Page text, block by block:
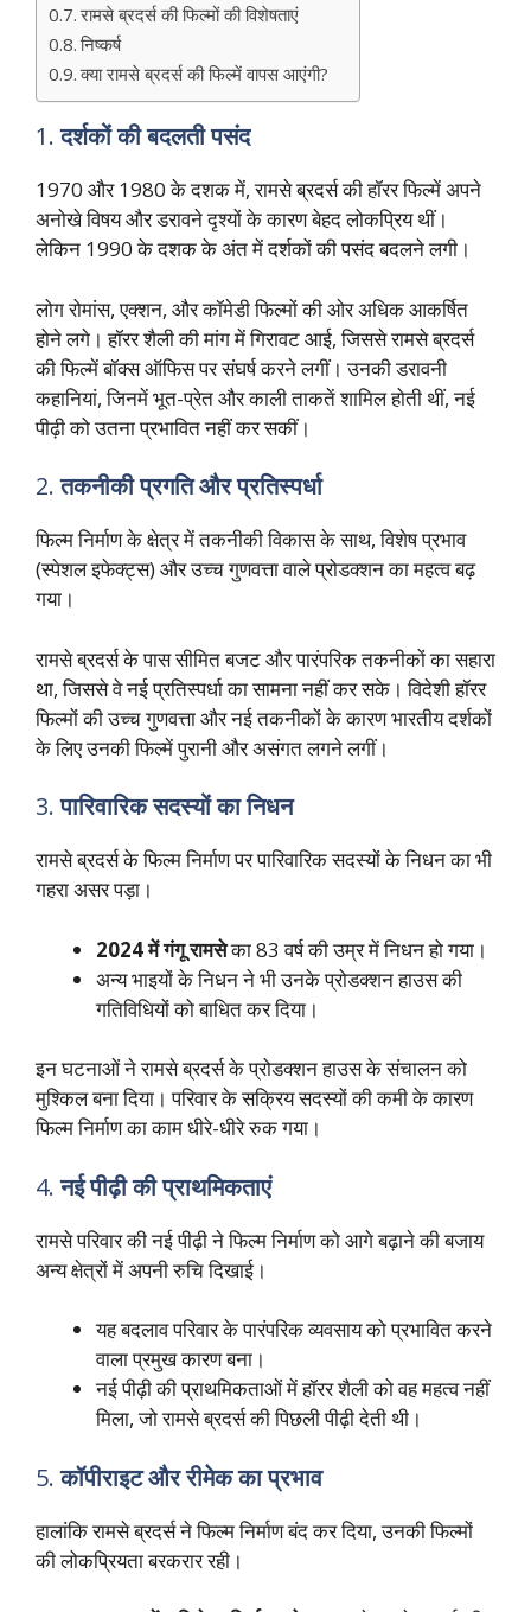
रामसे ब्रदर्स की फिल्मों की विशेषताएं
निष्कर्ष
क्या रामसे ब्रदर्स की फिल्में वापस आएंगी?
1.दर्शकों की बदलती पसंद
1970 और 1980 के दशक में, रामसे ब्रदर्स की हॉरर फिल्में अपने
अनोखे विषय और डरावने दृश्यों के कारण बेहद लोकप्रिय थीं।
लेकिन 1990 के दशक के अंत में दर्शकों की पसंद बदलने लगी।
लोग रोमांस, एक्शन, और कॉमेडी फिल्मों की ओर अधिक आकर्षित
होने लगे। हॉरर शैली की मांग में गिरावट आई, जिससे रामसे ब्रदर्स
की फिल्में बॉक्स ऑफिस पर संघर्ष करने लगीं। उनकी डरावनी
कहानियां, जिनमें भूत-प्रेत और काली ताकतें शामिल होती थीं, नई
पीढ़ी को उतना प्रभावित नहीं कर सकीं।
2.तकनीकी प्रगति और प्रतिस्पर्धा
फिल्म निर्माण के क्षेत्र में तकनीकी विकास के साथ, विशेष प्रभाव
(स्पेशल इफेक्ट्स) और उच्च गुणवत्ता वाले प्रोडक्शन का महत्व बढ़
गया।
रामसे ब्रदर्स के पास सीमित बजट और पारंपरिक तकनीकों का सहारा
था, जिससे वे नई प्रतिस्पर्धा का सामना नहीं कर सके। विदेशी हॉरर
फिल्मों की उच्च गुणवत्ता और नई तकनीकों के कारण भारतीय दर्शकों
के लिए उनकी फिल्में पुरानी और असंगत लगने लगीं।
3.पारिवारिक सदस्यों का निधन
रामसे ब्रदर्स के फिल्म निर्माण पर पारिवारिक सदस्यों के निधन का भी
गहरा असर पड़ा।
2024 में गंगू रामसेका 83 वर्ष की उम्र में निधन हो गया।
अन्य भाइयों के निधन ने भी उनके प्रोडक्शन हाउस की
गतिविधियों को बाधित कर दिया।
इन घटनाओं ने रामसे ब्रदर्स के प्रोडक्शन हाउस के संचालन को
मुश्किल बना दिया। परिवार के सक्रिय सदस्यों की कमी के कारण
फिल्म निर्माण का काम धीरे-धीरे रुक गया।
4.नई पीढ़ी की प्राथमिकताएं
रामसे परिवार की नई पीढ़ी ने फिल्म निर्माण को आगे बढ़ाने की बजाय
अन्य क्षेत्रों में अपनी रुचि दिखाई।
यह बदलाव परिवार के पारंपरिक व्यवसाय को प्रभावित करने
वाला प्रमुख कारण बना।
नई पीढ़ी की प्राथमिकताओं में हॉरर शैली को वह महत्व नहीं
मिला, जो रामसे ब्रदर्स की पिछली पीढ़ी देती थी।
5.कॉपीराइट और रीमेक का प्रभाव
हालांकि रामसे ब्रदर्स ने फिल्म निर्माण बंद कर दिया, उनकी फिल्मों
की लोकप्रियता बरकरार रही।